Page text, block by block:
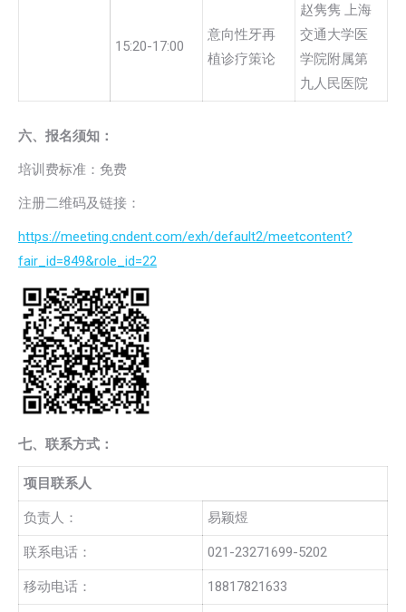
15:20-17:00
意向性牙再
植诊疗策论
赵隽隽 上海
交通大学医
学院附属第
九人民医院
六、报名须知：
培训费标准：免费
注册二维码及链接：
https://meeting.cndent.com/exh/default2/meetcontent?
fair_id=849&role_id=22
七、联系方式：
项目联系人
负责人： 易颖煜
联系电话： 021-23271699-5202
移动电话： 18817821633